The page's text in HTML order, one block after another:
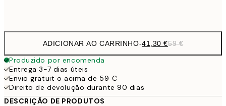
ADICIONAR AO CARRINHO-41,30 €59 €
Produzido por encomenda
Entrega 3-7 dias úteis
Envio gratuit o acima de 59 €
Direito de devolução durante 90 dias
DESCRIÇÃO DE PRODUTOS